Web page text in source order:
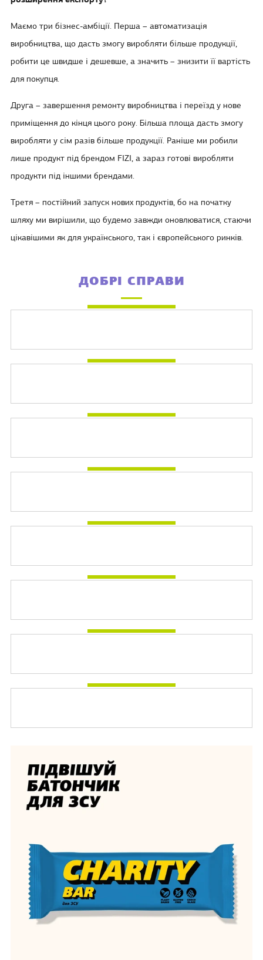
Маємо три бізнес-амбіції. Перша – автоматизація
виробництва, що дасть змогу виробляти більше продукції,
робити це швидше і дешевше, а значить – знизити її вартість
для покупця.
Друга – завершення ремонту виробництва і переїзд у нове
приміщення до кінця цього року. Більша площа дасть змогу
виробляти у сім разів більше продукції. Раніше ми робили
лише продукт під брендом FIZI, а зараз готові виробляти
продукти під іншими брендами.
Третя – постійний запуск нових продуктів, бо на початку
шляху ми вирішили, що будемо завжди оновлюватися, стаючи
цікавішими як для українського, так і європейського ринків.
ДОБРІ СПРАВИ